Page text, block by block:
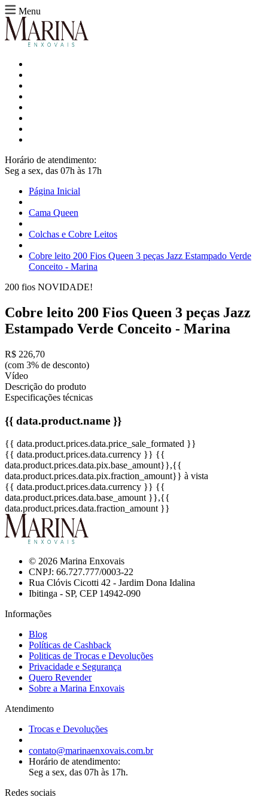
Menu
Horário de atendimento:
Seg a sex, das 07h às 17h
Página Inicial
Cama Queen
Colchas e Cobre Leitos
Cobre leito 200 Fios Queen 3 peças Jazz Estampado Verde
Conceito - Marina
200 fios NOVIDADE!
Cobre leito 200 Fios Queen 3 peças Jazz
Estampado Verde Conceito - Marina
R$ 226,70
(com 3% de desconto)
Vídeo
Descrição do produto
Especificações técnicas
{{ data.product.name }}
{{ data.product.prices.data.price_sale_formated }}
{{ data.product.prices.data.currency }} {{
data.product.prices.data.pix.base_amount}},{{
data.product.prices.data.pix.fraction_amount}} à vista
{{ data.product.prices.data.currency }} {{
data.product.prices.data.base_amount }},{{
data.product.prices.data.fraction_amount }}
© 2026 Marina Enxovais
CNPJ: 66.727.777/0003-22
Rua Clóvis Cicotti 42 - Jardim Dona Idalina
Ibitinga - SP, CEP 14942-090
Informações
Blog
Políticas de Cashback
Politicas de Trocas e Devoluções
Privacidade e Segurança
Quero Revender
Sobre a Marina Enxovais
Atendimento
Trocas e Devoluções
contato@marinaenxovais.com.br
Horário de atendimento:
Seg a sex, das 07h às 17h.
Redes sociais